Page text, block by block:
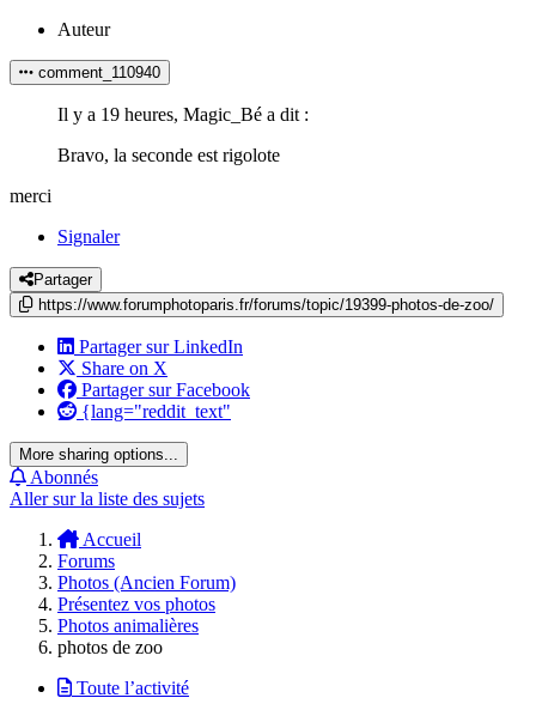
Auteur
comment_110940
Il y a 19 heures, Magic_Bé a dit :
Bravo, la seconde est rigolote
merci
Signaler
Partager
https://www.forumphotoparis.fr/forums/topic/19399-photos-de-zoo/
Partager sur LinkedIn
Share on X
Partager sur Facebook
{lang="reddit_text"
More sharing options...
Abonnés
Aller sur la liste des sujets
Accueil
Forums
Photos (Ancien Forum)
Présentez vos photos
Photos animalières
photos de zoo
Toute l’activité